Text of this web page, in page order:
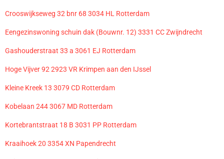
Crooswijkseweg 32 bnr 68 3034 HL Rotterdam
Eengezinswoning schuin dak (Bouwnr. 12) 3331 CC Zwijndrecht
Gashouderstraat 33 a 3061 EJ Rotterdam
Hoge Vijver 92 2923 VR Krimpen aan den IJssel
Kleine Kreek 13 3079 CD Rotterdam
Kobelaan 244 3067 MD Rotterdam
Kortebrantstraat 18 B 3031 PP Rotterdam
Kraaihoek 20 3354 XN Papendrecht